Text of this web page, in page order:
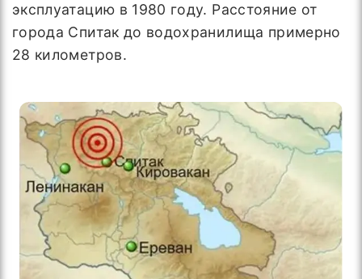
эксплуатацию в 1980 году. Расстояние от
города Спитак до водохранилища примерно
28 километров.